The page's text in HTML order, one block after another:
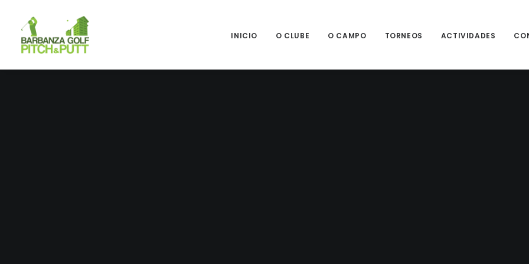
INICIO O CLUBE O CAMPO TORNEOS ACTIVIDADES